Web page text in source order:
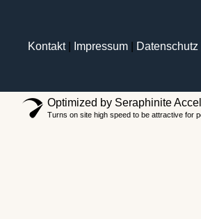
Kontakt| Impressum Datenschutz
Optimized by Seraphinite
Turns on site high speed to be attractive for